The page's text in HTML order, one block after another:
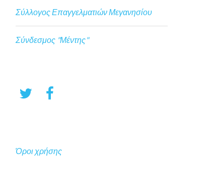
Σύλλογος Επαγγελματιών Μεγανησίου
Σύνδεσμος "Μέντης"
Όροι χρήσης